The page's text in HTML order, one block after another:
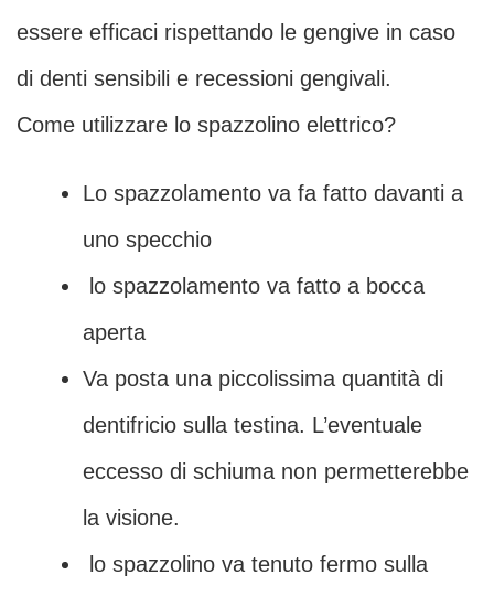
essere efficaci rispettando le gengive in caso
di denti sensibili e recessioni gengivali.
Come utilizzare lo spazzolino elettrico?
Lo spazzolamento va fa fatto davanti a
uno specchio
lo spazzolamento va fatto a bocca
aperta
Va posta una piccolissima quantità di
dentifricio sulla testina. L’eventuale
eccesso di schiuma non permetterebbe
la visione.
lo spazzolino va tenuto fermo sulla